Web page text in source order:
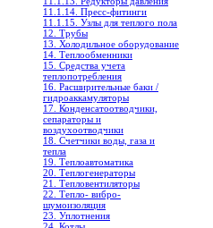
11.1.14. Пресс-фитинги
11.1.15. Узлы для теплого пола
12. Трубы
13. Холодильное oборудование
14. Теплообменники
15. Средства учета
теплопотребления
16. Расширительные баки /
гидроаккамуляторы
17. Конденсатоотводчики,
сепараторы и
воздухоотводчики
18. Счетчики воды, газа и
тепла
19. Теплоавтоматика
20. Теплогенераторы
21. Тепловентиляторы
22. Тепло- вибро-
шумоизоляция
23. Уплотнения